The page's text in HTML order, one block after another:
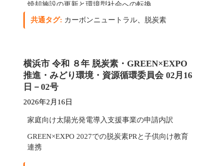
焼却施設の更新と環境型社会への転換
共通タグ: カーボンニュートラル、 脱炭素
横浜市 令和 ８年 脱炭素・GREEN×EXPO
推進・みどり環境・資源循環委員会 02月16
日－02号
2026年2月16日
家庭向け太陽光発電導入支援事業の申請内訳
GREEN×EXPO 2027での脱炭素PRと子供向け教育
連携